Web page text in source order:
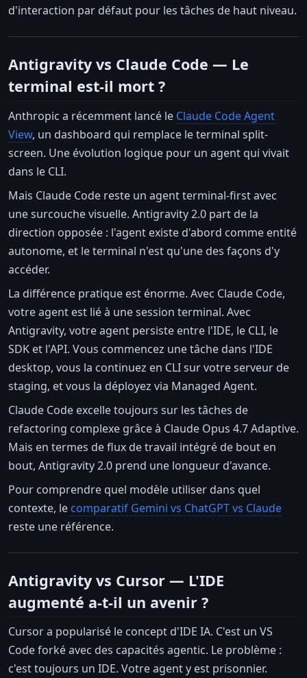
d'interaction par défaut pour les tâches de haut niveau.
Antigravity vs Claude Code — Le
terminal est-il mort ?
Anthropic a récemment lancé le Claude Code Agent
View, un dashboard qui remplace le terminal split-
screen. Une évolution logique pour un agent qui vivait
dans le CLI.
Mais Claude Code reste un agent terminal-first avec
une surcouche visuelle. Antigravity 2.0 part de la
direction opposée : l'agent existe d'abord comme entité
autonome, et le terminal n'est qu'une des façons d'y
accéder.
La différence pratique est énorme. Avec Claude Code,
votre agent est lié à une session terminal. Avec
Antigravity, votre agent persiste entre l'IDE, le CLI, le
SDK et l'API. Vous commencez une tâche dans l'IDE
desktop, vous la continuez en CLI sur votre serveur de
staging, et vous la déployez via Managed Agent.
Claude Code excelle toujours sur les tâches de
refactoring complexe grâce à Claude Opus 4.7 Adaptive.
Mais en termes de flux de travail intégré de bout en
bout, Antigravity 2.0 prend une longueur d'avance.
Pour comprendre quel modèle utiliser dans quel
contexte, le comparatif Gemini vs ChatGPT vs Claude
reste une référence.
Antigravity vs Cursor — L'IDE
augmenté a-t-il un avenir ?
Cursor a popularisé le concept d'IDE IA. C'est un VS
Code forké avec des capacités agentic. Le problème :
c'est toujours un IDE. Votre agent y est prisonnier.